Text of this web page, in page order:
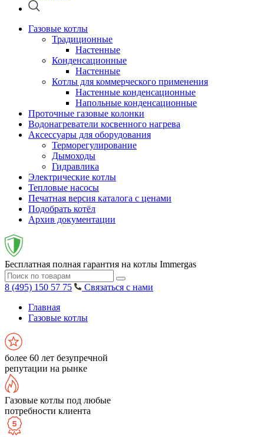
Газовые котлы
Традиционные
Настенные
Конденсационные
Настенные
Котлы для коммерческого применения
Настенные конденсационные
Напольные конденсационные
Проточные газовые колонки
Водонагреватели косвенного нагрева
Аксессуары для оборудования
Терморегулирование
Дымоходы
Гидравлика
Электрические котлы
Тепловые насосы
Печатная версия каталога с ценами
Подобрать котёл
Архив документации
Бесплатная полная гарантия на котлы Immergas
8 (495) 150 57 75
Связаться с нами
Главная
Газовые котлы
более 60 лет безупречной
репутации на рынке
Газовые котлы под любые
потребности клиента